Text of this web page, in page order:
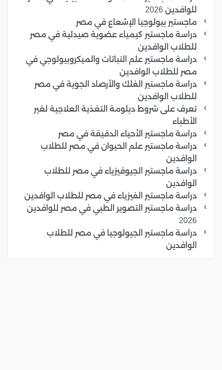
للوافدين 2026
ماجستير بيولوجيا الإشعاع في مصر
دراسة ماجستير كيمياء عضوية صيدلية في مصر
للطلاب الوافدين
دراسة ماجستير علم النباتات والميكروبيولوجي في
مصر للطلاب الوافدين
دراسة ماجستير الفلك والأرصاد الجوية في مصر
للطلاب الوافدين
تعرف على شروط دبلومة التغذية العلاجية لغير
الأطباء
دراسة ماجستير الأحياء الدقيقة في مصر
دراسة ماجستير علم الحيوان في مصر للطلاب
الوافدين
دراسة ماجستير الجيوفيزياء في مصر للطلاب
الوافدين
دراسة ماجستير الفيزياء في مصر للطلاب الوافدين
دراسة ماجستير التصوير الطبي في مصر للوافدين
2026
دراسة ماجستير الجيولوجيا في مصر للطلاب
الوافدين